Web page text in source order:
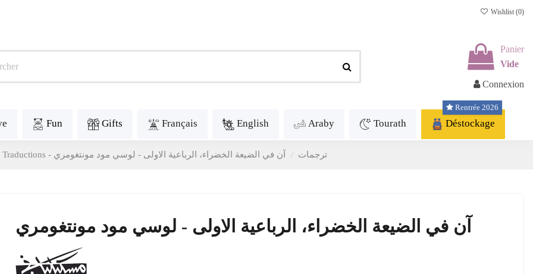
Wishlist (0)
Panier
Vide
Connexion
Fun Gifts Français English Araby Tourath Déstockage
Rentrée 2026
Traductions - ترجمات آن في الضيعة الخضراء، الرباعية الاولى - لوسي مود مونتغومري
آن في الضيعة الخضراء، الرباعية الاولى - لوسي مود مونتغومري